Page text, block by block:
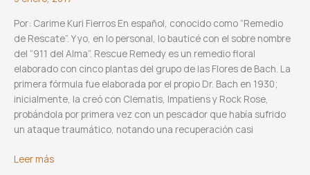
Por: Carime Kuri Fierros En español, conocido como “Remedio
de Rescate”. Y yo, en lo personal, lo bauticé con el sobre nombre
del “911 del Alma”. Rescue Remedy es un remedio floral
elaborado con cinco plantas del grupo de las Flores de Bach. La
primera fórmula fue elaborada por el propio Dr. Bach en 1930;
inicialmente, la creó con Clematis, Impatiens y Rock Rose,
probándola por primera vez con un pescador que había sufrido
un ataque traumático, notando una recuperación casi
Rescue
Leer más